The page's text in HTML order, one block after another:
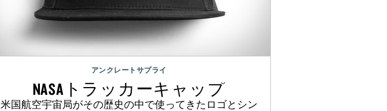
アンクレートサプライ
NASAトラッカーキャップ
米国航空宇宙局がその歴史の中で使ってきたロゴとシン